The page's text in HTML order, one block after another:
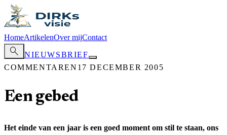
HomeArtikelenOver mijContact
search
NIEUWSBRIEF
COMMENTAREN 17 DECEMBER 2005
Een gebed
Het einde van een jaar is een goed moment om stil te staan, ons